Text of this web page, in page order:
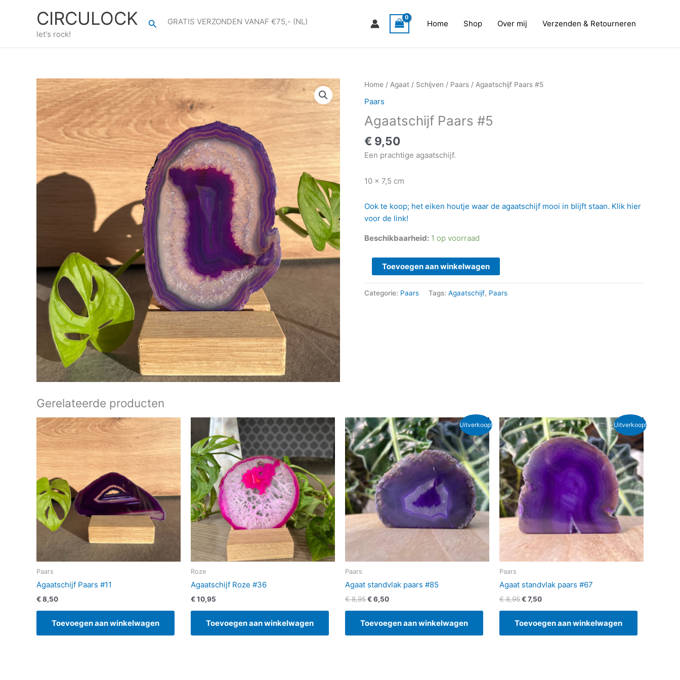
CIRCULOCK
let's rock!
ZoekenGRATIS VERZONDEN VANAF €75,- (NL) Home Shop Over mij Verzenden & Retourneren
Home / Agaat / Schijven / Paars / Agaatschijf Paars #5
Paars
Agaatschijf Paars #5
€ 9,50
Een prachtige agaatschijf.
10 x 7,5 cm
Ook te koop; het eiken houtje waar de agaatschijf mooi in blijft staan. Klik hier
voor de link!
Beschikbaarheid: 1 op voorraad
Agaatschijf
#5
aantal
Toevoegen aan winkelwagen
Categorie: Paars Tags: Agaatschijf, Paars
Gerelateerde producten
Paars
Agaatschijf Paars #11
€8,50
Toevoegen aan winkelwagen
Roze
Agaatschijf Roze #36
€10,95
Toevoegen aan winkelwagen
Uitverkoop!
Paars
Agaat standvlak paars #85
€8,95
Oorspronkelijke
prijs
was:
€ 8,95.
€6,50
Huidige
prijs
is:
€ 6,50.
Toevoegen aan winkelwagen
Uitverkoop!
Paars
Agaat standvlak paars #67
€8,95
Oorspronkelijke
prijs
was:
€ 8,95.
€7,50
Huidige
prijs
is:
€ 7,50.
Toevoegen aan winkelwagen